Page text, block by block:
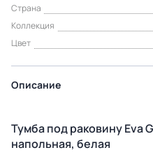
Страна
Коллекция
Цвет
Описание
Тумба под раковину Eva
напольная, белая